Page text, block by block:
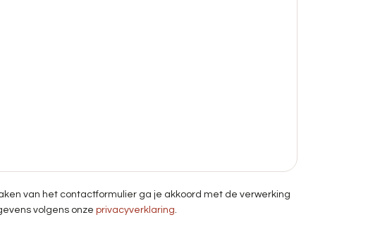
van het contactformulier ga je akkoord met de verwerking
volgens onze privacyverklaring.